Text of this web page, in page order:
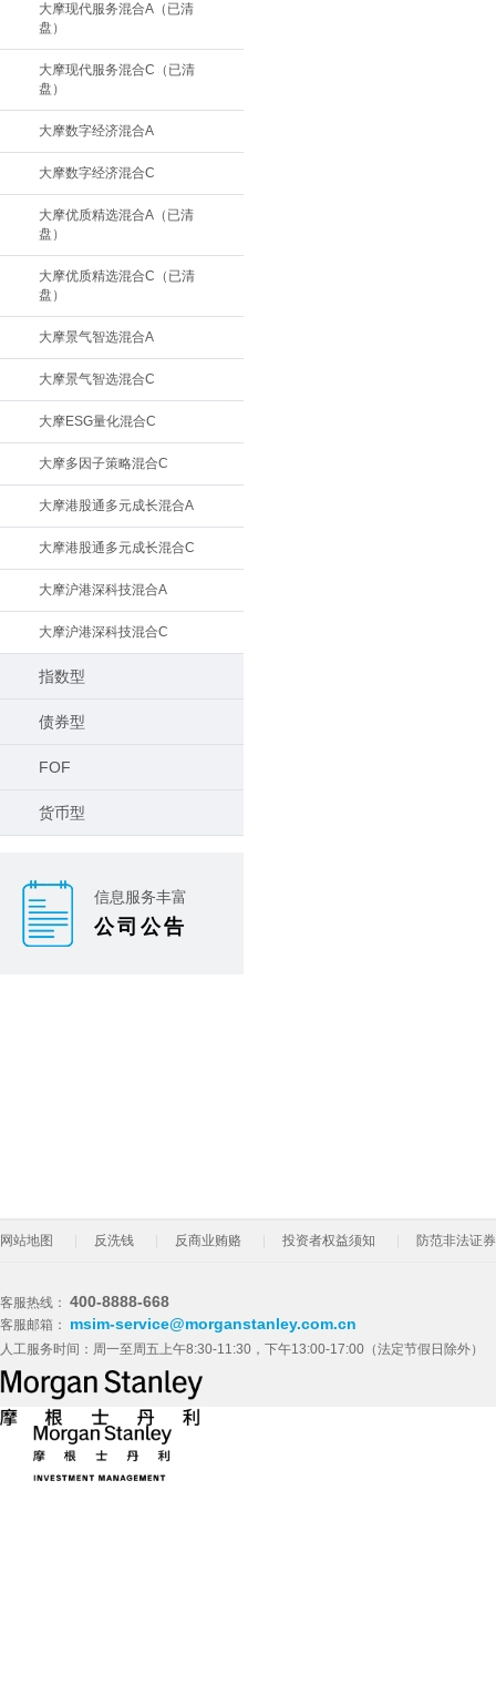
大摩现代服务混合A（已清
盘）
大摩现代服务混合C（已清
盘）
大摩数字经济混合A
大摩数字经济混合C
大摩优质精选混合A（已清
盘）
大摩优质精选混合C（已清
盘）
大摩景气智选混合A
大摩景气智选混合C
大摩ESG量化混合C
大摩多因子策略混合C
大摩港股通多元成长混合A
大摩港股通多元成长混合C
大摩沪港深科技混合A
大摩沪港深科技混合C
指数型
债券型
FOF
货币型
信息服务丰富
公司公告
网站地图 反洗钱 反商业贿赂 投资者权益须知 防范非法证
客服热线： 400-8888-668
客服邮箱： msim-service@morganstanley.com.cn
人工服务时间：周一至周五上午8:30-11:30，下午13:00-17:00（法定节假日除外）